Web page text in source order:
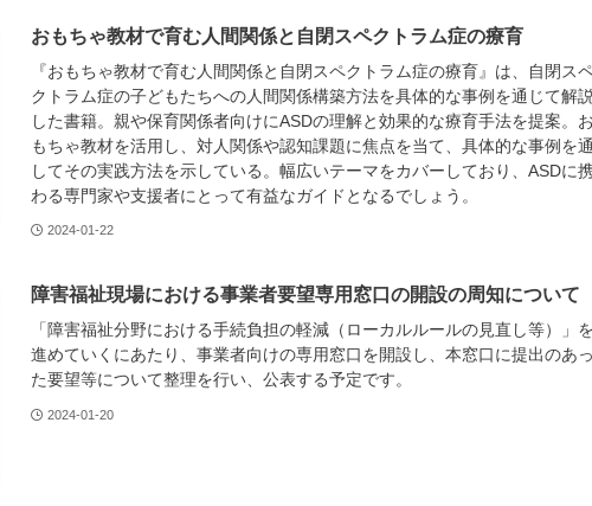
おもちゃ教材で育む人間関係と自閉スペクトラム症の療育
『おもちゃ教材で育む人間関係と自閉スペクトラム症の療育』は、自閉ス
クトラム症の子どもたちへの人間関係構築方法を具体的な事例を通じて解説
した書籍。親や保育関係者向けにASDの理解と効果的な療育手法を提案。お
もちゃ教材を活用し、対人関係や認知課題に焦点を当て、具体的な事例を通
してその実践方法を示している。幅広いテーマをカバーしており、ASDに
わる専門家や支援者にとって有益なガイドとなるでしょう。
2024-01-22
障害福祉現場における事業者要望専用窓口の開設の周知について
「障害福祉分野における手続負担の軽減（ローカルルールの見直し等）」を
進めていくにあたり、事業者向けの専用窓口を開設し、本窓口に提出のあっ
た要望等について整理を行い、公表する予定です。
2024-01-20